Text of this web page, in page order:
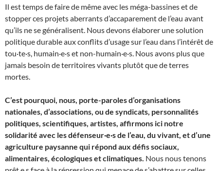
Il est temps de faire de même avec les méga-bassines et de
stopper ces projets aberrants d’accaparement de l’eau avant
qu’ils ne se généralisent. Nous devons élaborer une solution
politique durable aux conflits d’usage sur l’eau dans l’intérêt de
tou·te·s, humain·e·s et non-humain·e·s. Nous avons plus que
jamais besoin de territoires vivants plutôt que de terres
mortes.
C’est pourquoi, nous, porte-paroles d’organisations
nationales, d’associations, ou de syndicats, personnalités
politiques, scientifiques, artistes, affirmons ici notre
solidarité avec les défenseur·e·s de l’eau, du vivant, et d’une
agriculture paysanne qui répond aux défis sociaux,
alimentaires, écologiques et climatiques. Nous nous tenons